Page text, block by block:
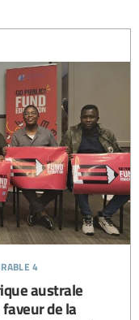
4
australe
de la